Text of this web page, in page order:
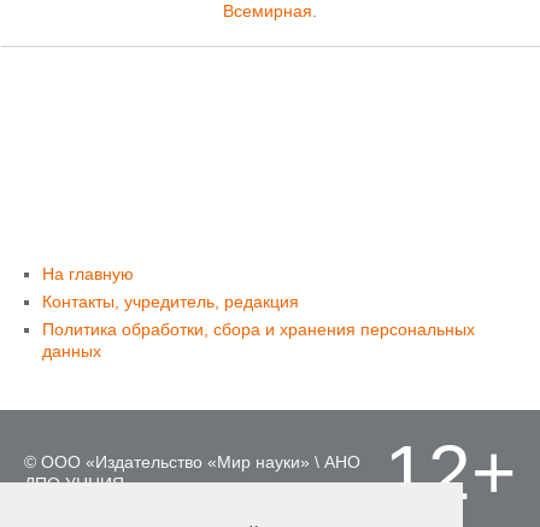
Всемирная
На главную
Контакты, учредитель, редакция
Политика обработки, сбора и хранения персональных
данных
© ООО «Издательство «Мир науки» \ АНО
ДПО УНЦИЯ.
12+